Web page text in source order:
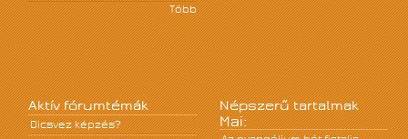
Több
Aktív fórumtémák
Dicsvez képzés?
Népszerű tartalmak
Mai: